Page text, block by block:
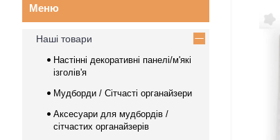
Наші товари
Настінні декоративні панелі/м'які
ізголів'я
Мудборди / Сітчасті органайзери
Аксесуари для мудбордів /
сітчастих органайзерів